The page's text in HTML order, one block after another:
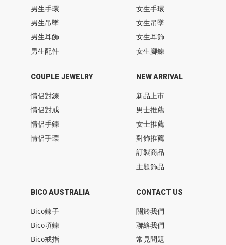
男生手環
男生吊墜
男生耳飾
男生配件
女生手環
女生吊墜
女生耳飾
女生腳鍊
COUPLE JEWELRY
情侶對鍊
情侶對戒
情侶手鍊
情侶手環
BICO AUSTRALIA
Bico鍊子
Bico項鍊
Bico戒指
NEW ARRIVAL
新品上市
男士推薦
女士推薦
對飾推薦
訂製商品
主題飾品
CONTACT US
關於我們
聯絡我們
常見問題